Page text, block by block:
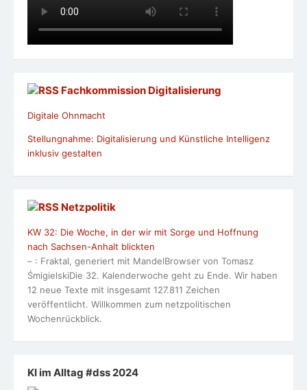
Fachkommission Digitalisierung
Digitale Ohnmacht
Stellungnahme: Digitalisierung und Künstliche Intelligenz
inklusiv gestalten
Netzpolitik
KW 32: Die Woche, in der wir mit Sorge und Hoffnung
nach Sachsen-Anhalt blickten
– : Fraktal, generiert mit MandelBrowser von Tomasz
ŚmigielskiDie 32. Kalenderwoche geht zu Ende. Wir haben
12 neue Texte mit insgesamt 127.811 Zeichen
veröffentlicht. Willkommen zum netzpolitischen
Wochenrückblick.
KI im Alltag #dss 2024